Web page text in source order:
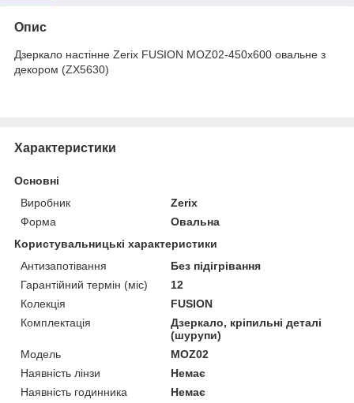
Опис
Дзеркало настінне Zerix FUSION MOZ02-450x600 овальне з
декором (ZX5630)
Характеристики
Основні
Виробник
Zerix
Форма
Овальна
Користувальницькі характеристики
Антизапотівання
Без підігрівання
Гарантійний термін (міс)
12
Колекція
FUSION
Комплектація
Дзеркало, кріпильні деталі
(шурупи)
Мoдель
MOZ02
Наявність лінзи
Немає
Наявність годинника
Немає